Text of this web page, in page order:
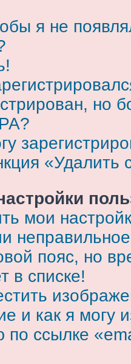
я не
но
«Удалить
мои
пояс, но
в списке!
и как я могу
по ссылке